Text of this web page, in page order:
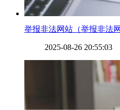
举报非法网站（举报非法
2025-08-26 20:55:03